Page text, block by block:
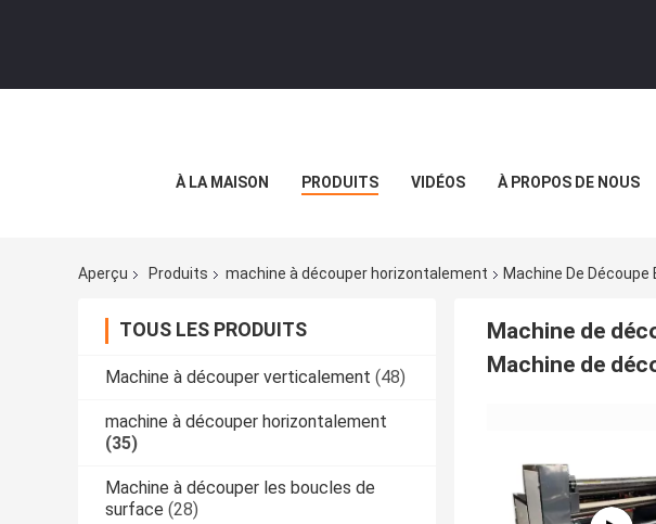
À LA MAISON PRODUITS VIDÉOS À PROPOS DE NOUS
Aperçu Produits machine à découper horizontalement Machine De
TOUS LES PRODUITS
Machine à découper verticalement (48)
machine à découper horizontalement
(35)
Machine à découper les boucles de
surface (28)
Machine de
Machine de